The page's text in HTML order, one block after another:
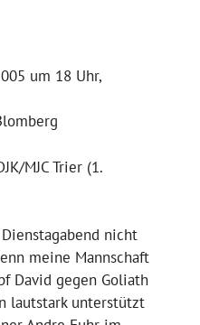
um 18 Uhr,
MJC Trier (1.
nicht
meine Mannschaft
David gegen Goliath
lautstark unterstützt